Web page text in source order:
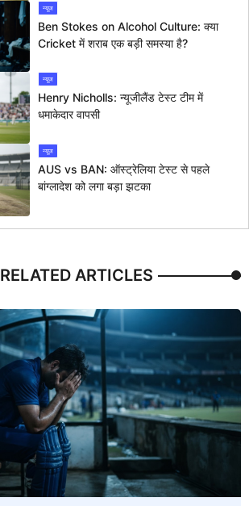
न्यूज
Ben Stokes on Alcohol Culture: क्या
Cricket में शराब एक बड़ी समस्या है?
न्यूज
Henry Nicholls: न्यूजीलैंड टेस्ट टीम में
धमाकेदार वापसी
न्यूज
AUS vs BAN: ऑस्ट्रेलिया टेस्ट से पहले
बांग्लादेश को लगा बड़ा झटका
RELATED ARTICLES